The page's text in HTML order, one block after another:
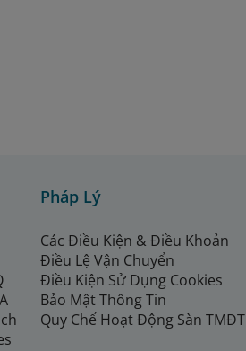
Pháp Lý
Các Điều Kiện & Điều Khoản
Điều Lệ Vận Chuyển
Điều Kiện Sử Dụng Cookies
Bảo Mật Thông Tin
Quy Chế Hoạt Động Sàn TMĐT